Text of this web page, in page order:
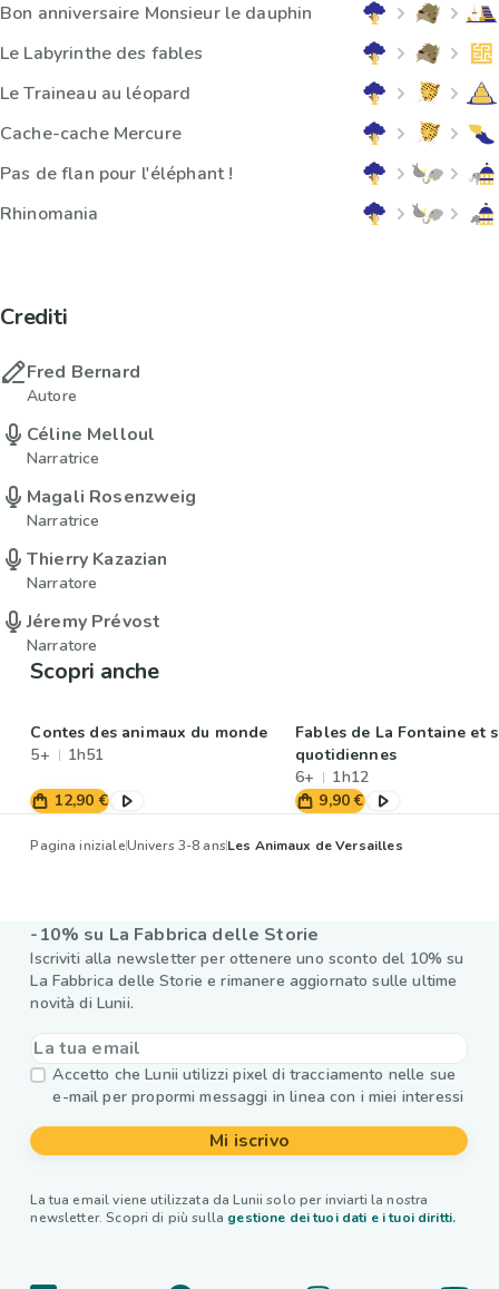
Bon anniversaire Monsieur le dauphin
Le Labyrinthe des fables
Le Traineau au léopard
Cache-cache Mercure
Pas de flan pour l'éléphant !
Rhinomania
Crediti
Fred Bernard
Autore
Céline Melloul
Narratrice
Magali Rosenzweig
Narratrice
Thierry Kazazian
Narratore
Jéremy Prévost
Narratore
Scopri anche
Contes des animaux du monde
5+
1h51
12,90 €
Fables de La Fontaine et
quotidiennes
6+
1h12
9,90 €
Pagina inizialeUnivers 3-8 ansLes Animaux de Versailles
-10% su La Fabbrica delle Storie
Iscriviti alla newsletter per ottenere uno sconto del 10% su
La Fabbrica delle Storie e rimanere aggiornato sulle ultime
novità di Lunii.
Accetto che Lunii utilizzi pixel di tracciamento nelle sue
e-mail per propormi messaggi in linea con i miei interessi
Mi iscrivo
La tua email viene utilizzata da Lunii solo per inviarti la nostra
newsletter. Scopri di più sulla gestione dei tuoi dati e i tuoi diritti.